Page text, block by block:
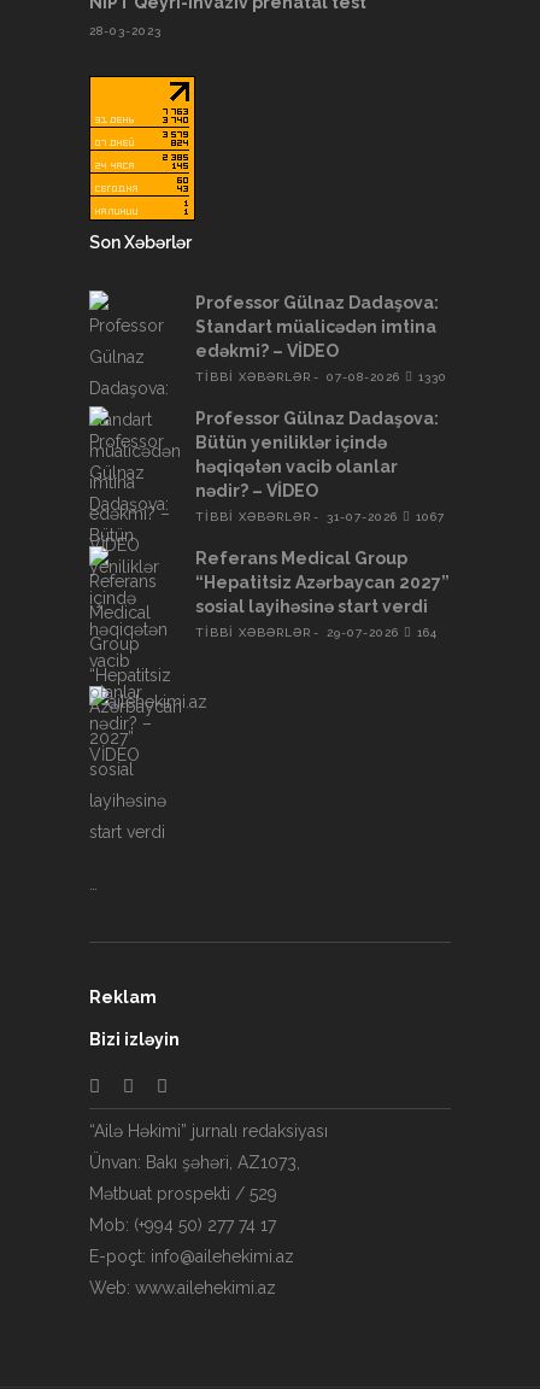
28-03-2023
Son Xəbərlər
Professor Gülnaz Dadaşova:
Standart müalicədən imtina
edəkmi? – VİDEO
TİBBİ XƏBƏRLƏR 07-08-2026 1330
Professor Gülnaz Dadaşova:
Bütün yeniliklər içində
həqiqətən vacib olanlar
nədir? – VİDEO
TİBBİ XƏBƏRLƏR 31-07-2026 1067
Referans Medical Group
“Hepatitsiz Azərbaycan 2027”
sosial layihəsinə start verdi
TİBBİ XƏBƏRLƏR 29-07-2026 164
Instagram
Reklam
Bizi izləyin
“Ailə Həkimi” jurnalı redaksiyası
Ünvan: Bakı şəhəri, AZ1073,
Mətbuat prospekti / 529
Mob: (+994 50) 277 74 17
E-poçt: info@ailehekimi.az
Web: www.ailehekimi.az